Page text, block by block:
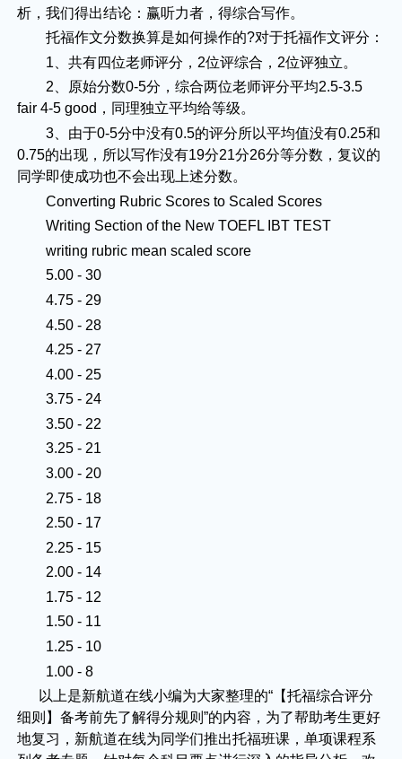
析，我们得出结论：赢听力者，得综合写作。
托福作文分数换算是如何操作的?对于托福作文评分：
1、共有四位老师评分，2位评综合，2位评独立。
2、原始分数0-5分，综合两位老师评分平均2.5-3.5
fair 4-5 good，同理独立平均给等级。
3、由于0-5分中没有0.5的评分所以平均值没有0.25和
0.75的出现，所以写作没有19分21分26分等分数，复议的
同学即使成功也不会出现上述分数。
Converting Rubric Scores to Scaled Scores
Writing Section of the New TOEFL IBT TEST
writing rubric mean scaled score
5.00 - 30
4.75 - 29
4.50 - 28
4.25 - 27
4.00 - 25
3.75 - 24
3.50 - 22
3.25 - 21
3.00 - 20
2.75 - 18
2.50 - 17
2.25 - 15
2.00 - 14
1.75 - 12
1.50 - 11
1.25 - 10
1.00 - 8
以上是新航道在线小编为大家整理的“【托福综合评分
细则】备考前先了解得分规则”的内容，为了帮助考生更好
地复习，新航道在线为同学们推出托福班课，单项课程系